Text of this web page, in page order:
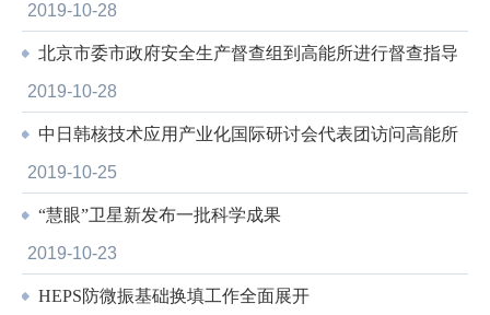
2019-10-28
北京市委市政府安全生产督查组到高能所进行督查指导
2019-10-28
中日韩核技术应用产业化国际研讨会代表团访问高能所
2019-10-25
“慧眼”卫星新发布一批科学成果
2019-10-23
HEPS防微振基础换填工作全面展开